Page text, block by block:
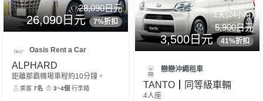
28,090日元
26,090日元 7%折扣
Oasis Rent a Car
ALPHARD
距離那霸機場車程約10分鐘。
乘客7名 3~4個 行李箱
1天(24小時)
5,900日元
3,500日元 41%折扣
戀戀沖繩租車
TANTO┃同等級車輛
4人座